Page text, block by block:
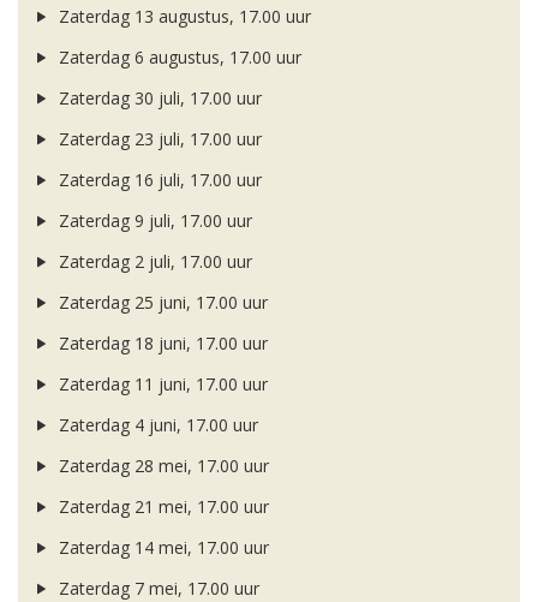
Zaterdag 13 augustus, 17.00 uur
Zaterdag 6 augustus, 17.00 uur
Zaterdag 30 juli, 17.00 uur
Zaterdag 23 juli, 17.00 uur
Zaterdag 16 juli, 17.00 uur
Zaterdag 9 juli, 17.00 uur
Zaterdag 2 juli, 17.00 uur
Zaterdag 25 juni, 17.00 uur
Zaterdag 18 juni, 17.00 uur
Zaterdag 11 juni, 17.00 uur
Zaterdag 4 juni, 17.00 uur
Zaterdag 28 mei, 17.00 uur
Zaterdag 21 mei, 17.00 uur
Zaterdag 14 mei, 17.00 uur
Zaterdag 7 mei, 17.00 uur